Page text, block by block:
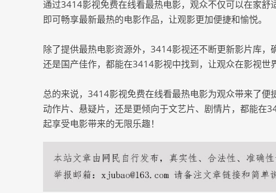
通过3414影视免费在线看最热电影，观众不仅可以在家舒
即可畅享最新最热的电影作品，让观影更加便捷和愉悦。
除了提供最热电影资源外，3414影视还不断更新影片库
还是国产佳作，都能在3414影视中找到，让观众在影视世
总的来说，3414影视免费在线看最热电影为观众带来了
动作片、悬疑片，还是更倾向于文艺片、剧情片，都能在
起享受电影带来的无限乐趣！